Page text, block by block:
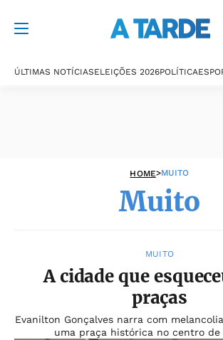
ÚLTIMAS NOTÍCIASELEIÇÕES 2026POLÍTICA
HOME>MUITO
Muito
MUITO
A cidade que
praças
Evanilton Gonçalves narra com
uma praça histórica no centro de